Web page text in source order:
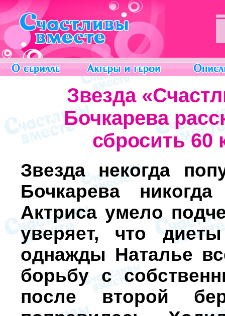
Звезда
Бочкарева
сбросить 60
Звезда некогда
Бочкарева
Актриса умело
уверяет, что
однажды Наталье
борьбу с
после второй